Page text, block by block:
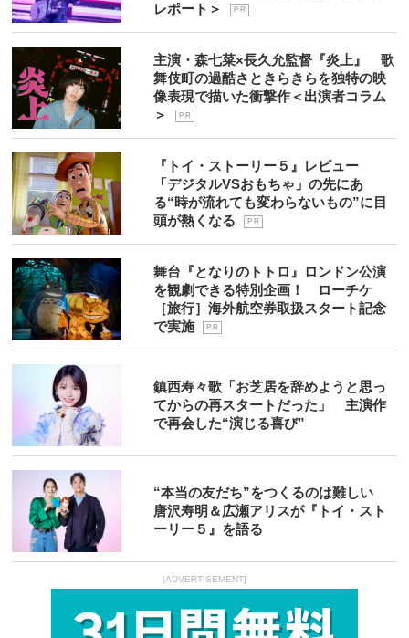
レポート＞
P R
主演・森七菜×長久允監督『炎上』 歌
舞伎町の過酷さときらきらを独特の映
像表現で描いた衝撃作＜出演者コラム
＞
P R
『トイ・ストーリー５』レビュー
「デジタルVSおもちゃ」の先にあ
る“時が流れても変わらないもの”に目
頭が熱くなる
P R
舞台『となりのトトロ』ロンドン公演
を観劇できる特別企画！ ローチケ
［旅行］海外航空券取扱スタート記念
で実施
P R
鎮西寿々歌「お芝居を辞めようと思っ
てからの再スタートだった」 主演作
で再会した“演じる喜び”
“本当の友だち”をつくるのは難しい
唐沢寿明＆広瀬アリスが『トイ・スト
ーリー５』を語る
[ADVERTISEMENT]